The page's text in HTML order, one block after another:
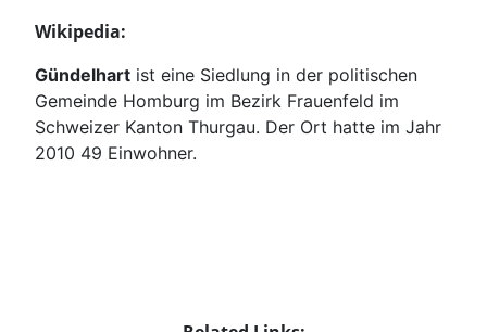
Wikipedia:
Gündelhart ist eine Siedlung in der politischen
Gemeinde Homburg im Bezirk Frauenfeld im
Schweizer Kanton Thurgau. Der Ort hatte im Jahr
2010 49 Einwohner.